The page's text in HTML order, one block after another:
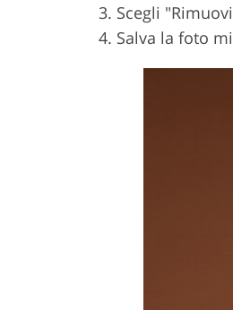
Scegli
Salva la foto